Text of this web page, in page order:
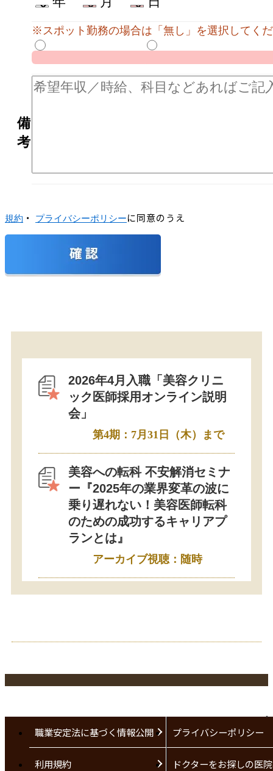
※スポット勤務の場合は「無し」を選択してく
備
考
規約 ・ プライバシーポリシーに同意のうえ
2026年4月入職「美容クリニ
ック医師採用オンライン説明
会」
第4期：7月31日（木）まで
美容への転科 不安解消セミナ
ー『2025年の業界変革の波に
乗り遅れない！美容医師転科
のための成功するキャリアプ
ランとは』
アーカイブ視聴：随時
職業安定法に基づく情報公開 プライバシーポリシー
利用規約 ドクターをお探しの医